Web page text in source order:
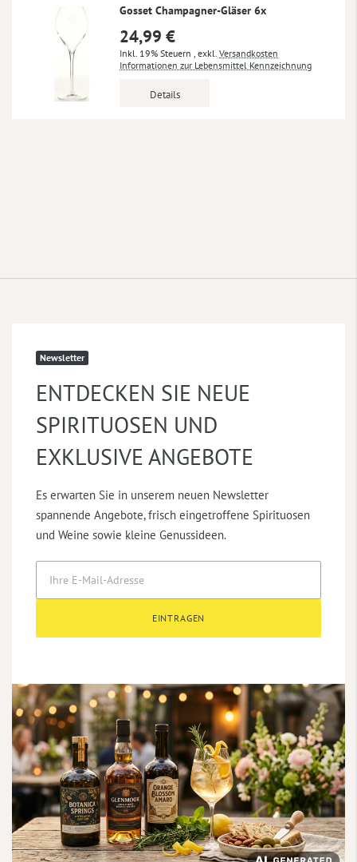
Gosset Champagner-Gläser 6x
24,99 €
Inkl. 19% Steuern , exkl. Versandkosten
Informationen zur Lebensmittel Kennzeichnung
Details
Newsletter
ENTDECKEN SIE NEUE
SPIRITUOSEN UND
EXKLUSIVE ANGEBOTE
Es erwarten Sie in unserem neuen Newsletter
spannende Angebote, frisch eingetroffene Spirituosen
und Weine sowie kleine Genussideen.
EINTRAGEN